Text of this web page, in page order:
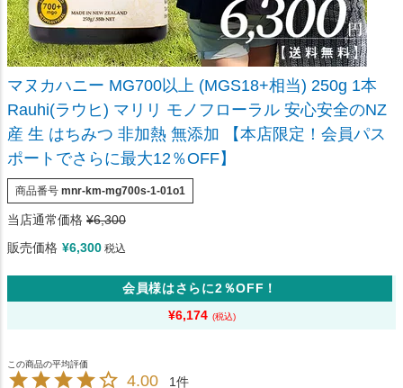
マヌカハニー MG700以上 (MGS18+相当) 250g 1本
Rauhi(ラウヒ) マリリ モノフローラル 安心安全のNZ
産 生 はちみつ 非加熱 無添加 【本店限定！会員パス
ポートでさらに最大12％OFF】
商品番号 mnr-km-mg700s-1-01o1
当店通常価格 ¥6,300
販売価格 ¥6,300 税込
会員様はさらに2％OFF！
¥6,174
4.00 1